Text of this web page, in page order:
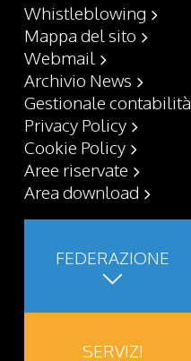
Whistleblowing
Mappa del sito
Webmail
Archivio News
Gestionale contabilità
Privacy Policy
Cookie Policy
Aree riservate
Area download
FEDERAZIONE
SERVIZI